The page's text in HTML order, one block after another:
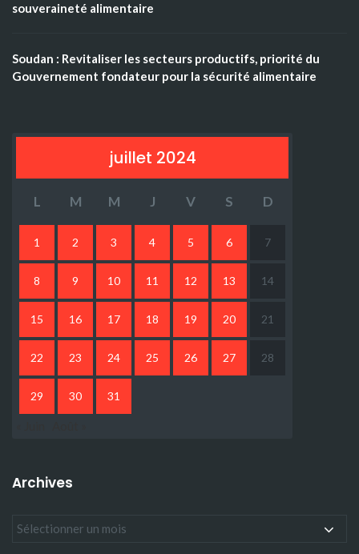
souveraineté alimentaire
Soudan : Revitaliser les secteurs productifs, priorité du
Gouvernement fondateur pour la sécurité alimentaire
juillet 2024
L M M J V S D
1 2 3 4 5 6 7
8 9 10 11 12 13 14
15 16 17 18 19 20 21
22 23 24 25 26 27 28
29 30 31
Archives